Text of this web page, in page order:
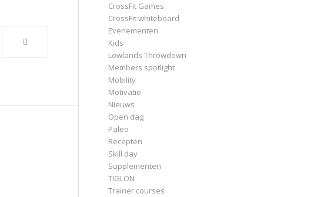
CrossFit Games
CrossFit whiteboard
Evenementen
Kids
Lowlands Throwdown
Members spotlight
Mobility
Motivatie
Nieuws
Open dag
Paleo
Recepten
Skill day
Supplementen
TIGLON
Trainer courses